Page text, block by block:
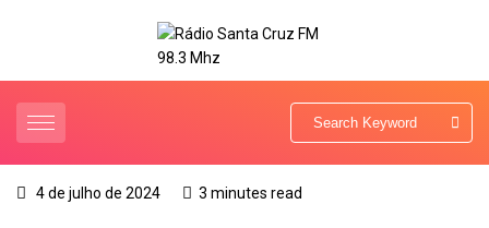
4 de julho de 2024 3 minutes read